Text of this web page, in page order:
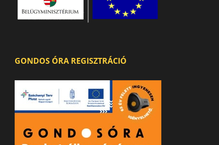
GONDOS ÓRA REGISZTRÁCIÓ